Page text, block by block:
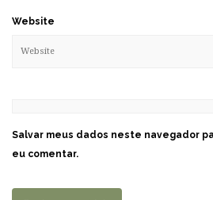
Website
Salvar meus dados neste navegador
eu comentar.